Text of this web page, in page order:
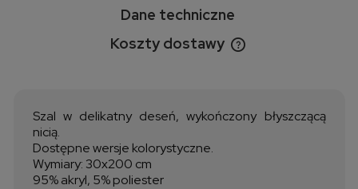
Dane techniczne
Koszty dostawy
Cena nie zawiera ewentualnych kosztów płatności
Szal w delikatny deseń, wykończony błyszczącą
nicią.
Dostępne wersje kolorystyczne.
Wymiary: 30x200 cm
95% akryl, 5% poliester